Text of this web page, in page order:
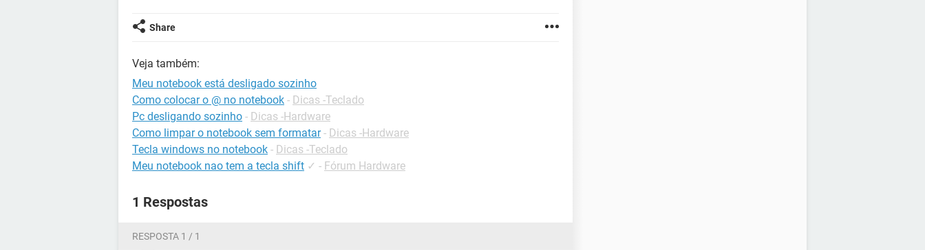
Share
Veja também:
Meu notebook está desligado sozinho
Como colocar o @ no notebook - Dicas -Teclado
Pc desligando sozinho - Dicas -Hardware
Como limpar o notebook sem formatar - Dicas -Hardware
Tecla windows no notebook - Dicas -Teclado
Meu notebook nao tem a tecla shift ✓ - Fórum Hardware
1 Respostas
RESPOSTA 1 / 1